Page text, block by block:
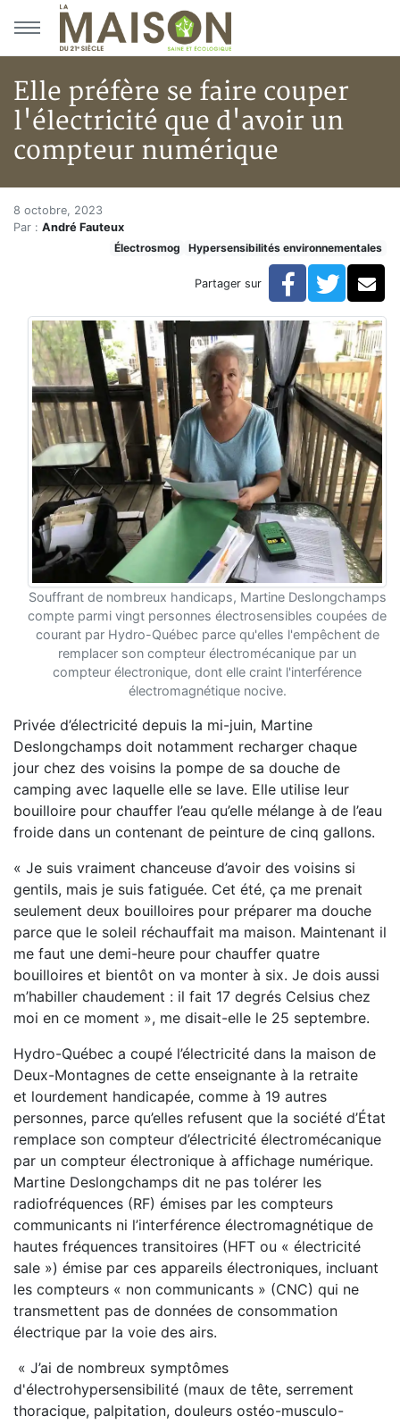
Aller au menu principal
Aller au contenu principal
Elle préfère se faire couper
l'électricité que d'avoir un
compteur numérique
Accueil
Articles
Elle préfère se faire couper l'électricité que d'avoir
Elle préfère se faire couper
8 octobre, 2023
Par : André Fauteux
Électrosmog
Hypersensibilités environnementales
Partager sur Facebook
Souffrant de nombreux handicaps, Martine Deslongchamps
compte parmi vingt personnes électrosensibles coupées de
courant par Hydro-Québec parce qu'elles l'empêchent de
remplacer son compteur électromécanique par un
compteur électronique, dont elle craint l'interférence
électromagnétique nocive.
Privée d’électricité depuis la mi-juin, Martine
Deslongchamps doit notamment recharger chaque
jour chez des voisins la pompe de sa douche de
camping avec laquelle elle se lave. Elle utilise leur
bouilloire pour chauffer l’eau qu’elle mélange à de l’eau
froide dans un contenant de peinture de cinq gallons.
« Je suis vraiment chanceuse d’avoir des voisins si
gentils, mais je suis fatiguée. Cet été, ça me prenait
seulement deux bouilloires pour préparer ma douche
parce que le soleil réchauffait ma maison. Maintenant il
me faut une demi-heure pour chauffer quatre
bouilloires et bientôt on va monter à six. Je dois aussi
m’habiller chaudement : il fait 17 degrés Celsius chez
moi en ce moment », me disait-elle le 25 septembre.
Hydro-Québec a coupé l’électricité dans la maison de
Deux-Montagnes de cette enseignante à la retraite
et lourdement handicapée, comme à 19 autres
personnes, parce qu’elles refusent que la société d’État
remplace son compteur d’électricité électromécanique
par un compteur électronique à affichage numérique.
Martine Deslongchamps dit ne pas tolérer les
radiofréquences (RF) émises par les compteurs
communicants ni l’interférence électromagnétique de
hautes fréquences transitoires (HFT ou « électricité
sale ») émise par ces appareils électroniques, incluant
les compteurs « non communicants » (CNC) qui ne
transmettent pas de données de consommation
électrique par la voie des airs.
« J’ai de nombreux symptômes
d'électrohypersensibilité (maux de tête, serrement
thoracique, palpitation, douleurs ostéo-musculo-